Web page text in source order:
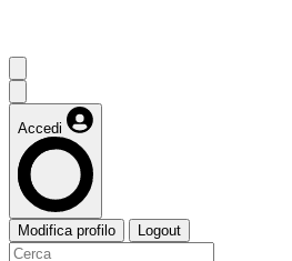
Accedi
Modifica profilo Logout